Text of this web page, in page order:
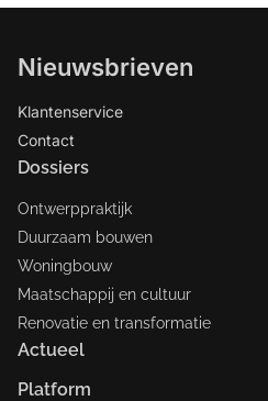
Nieuwsbrieven
Klantenservice
Contact
Dossiers
Ontwerppraktijk
Duurzaam bouwen
Woningbouw
Maatschappij en cultuur
Renovatie en transformatie
Actueel
Platform